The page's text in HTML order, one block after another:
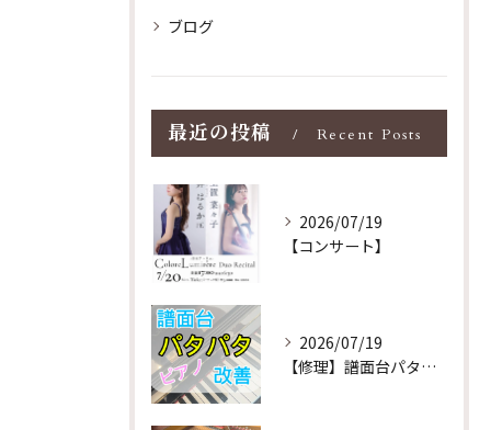
ブログ
最近の投稿 Recent Posts
2026/07/19
【コンサート】
2026/07/19
【修理】譜面台パタパタを改善！ストレス解消！